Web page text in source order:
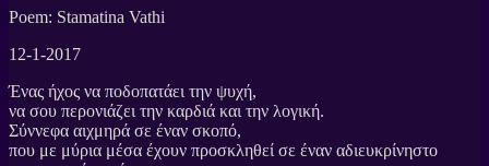
Poem: Stamatina Vathi
12-1-2017
Ένας ήχος να ποδοπατάει την ψυχή,
να σου περονιάζει την καρδιά και την λογική.
Σύννεφα αιχμηρά σε έναν σκοπό,
που με μύρια μέσα έχουν προσκληθεί σε έναν αδιευκρίνηστο